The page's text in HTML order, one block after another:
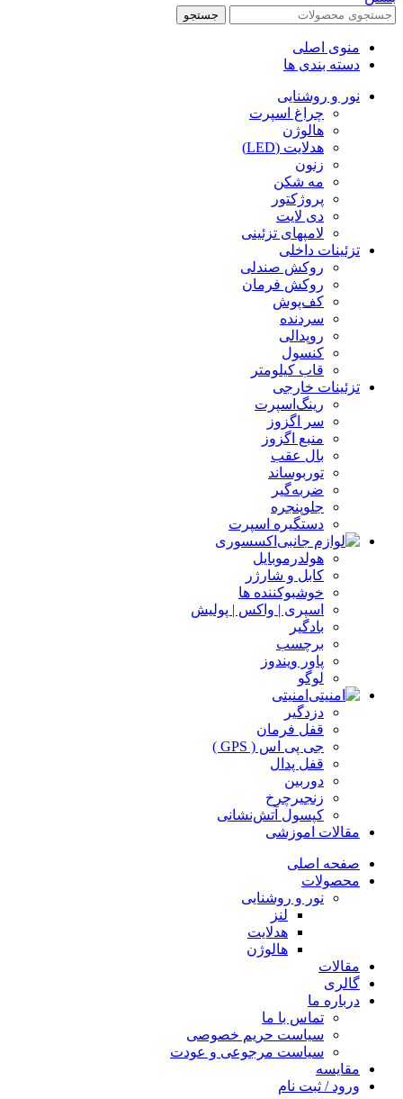
جستجو
منوی اصلی
دسته بندی ها
نور و روشنایی
چراغ اسپرت
هالوژن
هدلایت (LED)
زنون
مه شکن
پروژکتور
دی ‌‎‏لایت
لامپهای تزئینی
تزئینات داخلی
روکش صندلی
روکش فرمان
کف‌پوش‌
سردنده
روپدالی‌
کنسول
قاب کیلومتر
تزئینات خارجی
رینگ‌اسپرت
سر اگزوز
منبع اگزوز
بال عقب
توربوساند
ضربه‌گیر
جلوپنجره
دستگیره اسپرت
اکسسوری
هولدرموبایل
کابل و شارژر
خوشبوکننده ها
اسپری | واکس | پولیش
بادگیر
برچسب
پاور ویندوز
لوگو
امنیتی
دزدگیر
قفل فرمان
جی پی اس ( GPS )
قفل پدال
دوربین
زنجیرچرخ
کپسول آتش‌نشانی
مقالات اموزشی
صفحه اصلی
محصولات
نور و روشنایی
لنز
هدلایت
هالوژن
مقالات
گالری
درباره ما
تماس با ما
سیاست حریم خصوصی
سیاست مرجوعی و عودت
مقايسه
ورود / ثبت نام